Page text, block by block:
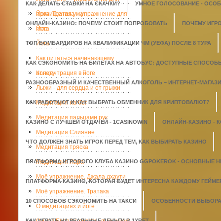
КАК ДЕЛАТЬ СТАВКИ НА СКАЧКИ? УМНОЕ ГОЛОСОВАНИЕ -
ОНЛАЙН-КАЗИНО: ПОЧЕМУ СТОИТ ПОПРОБОВАТЬ ПОЧЕМУ
ТОП БОМБАРДИРОВ НА КВАЛИФИКАЦИИ ЧМ (УЕФА) ПОСЛЕ 8 ТУРА
КАК СЭКОНОМИТЬ НА БИЛЕТАХ НА АВТОБУС: ДОСТУПНЫЕ
РАЗНООБРАЗНЫЙ И КАЧЕСТВЕННЫЙ АЛКОГОЛЬ – ИНТЕРНЕТ-
КАК РАБОТАЮТ И КАК ВЫБРАТЬ ОБМЕННИК ДЛЯ КРИПТОВАЛЮТ?
КАЗИНО С ЛУЧШЕЙ ОТДАЧЕЙ - 1СASINOWIN ОНЛАЙН-КАЗИНО -
ЧТО ДОЛЖЕН ЗНАТЬ ИГРОК ПЕРЕД ТЕМ, КАК ВЫБИРАТЬ КАЗИНО
ПЛАТФОРМА ИГРОВОГО КЛУБА КАЗИНО GGPOKEROK -
ПЛАТФОРМА КАЗИНО, КОТОРАЯ БУДЕТ ИНТЕРЕСНА КАЖДОМУ
10 СПОСОБОВ СЭКОНОМИТЬ НА ТАКСИ ОСОБЕННОСТИ
прочищения ума.
Йога. Тратака – упражнение для
глаз
Йога
Йога
Как питаться начинающему
атлету
Концентрация в йоге
Лыжи - для сердца и от грыжи
Медитация на бег
Медитация пальцами рук
Медитация Слияние
Медитация тряска
Медитация Хара
Моё упражнение. Джала дхаути
Моё упражнение. Тратака
О медитациях и йоге